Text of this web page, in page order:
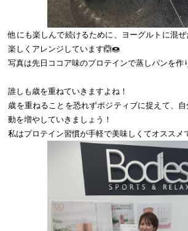
他にも楽しんで続けるために、ヨーグルトに混
楽しくアレンジしています🙆🍩
写真は先日ココア味のプロテインで蒸しパンを作
誰しも歳を重ねていきますよね！
歳を重ねることを恐れずポジティブに捉えて、
動を増やしていきましょう！
私はプロテイン習慣が手軽で美味しくてオススメ